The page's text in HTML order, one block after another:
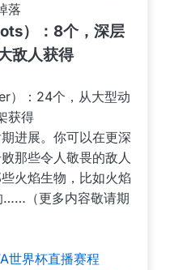
落
）：8个，深层
敌人获得
）：24个，从大型动
获得
进展。你可以在更深
那些令人敬畏的敌人
火焰生物，比如火焰
……（更多内容敬请期
世界杯直播赛程